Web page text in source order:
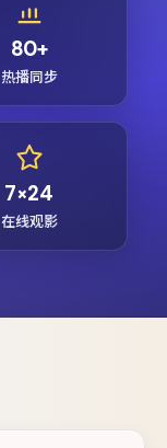
80+
热播同步
7×24
在线观影